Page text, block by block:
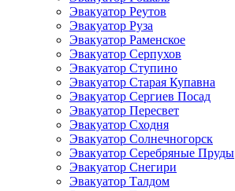
Эвакуатор Реутов
Эвакуатор Руза
Эвакуатор Раменское
Эвакуатор Серпухов
Эвакуатор Ступино
Эвакуатор Старая Купавна
Эвакуатор Сергиев Посад
Эвакуатор Пересвет
Эвакуатор Сходня
Эвакуатор Солнечногорск
Эвакуатор Серебряные Пруды
Эвакуатор Снегири
Эвакуатор Талдом